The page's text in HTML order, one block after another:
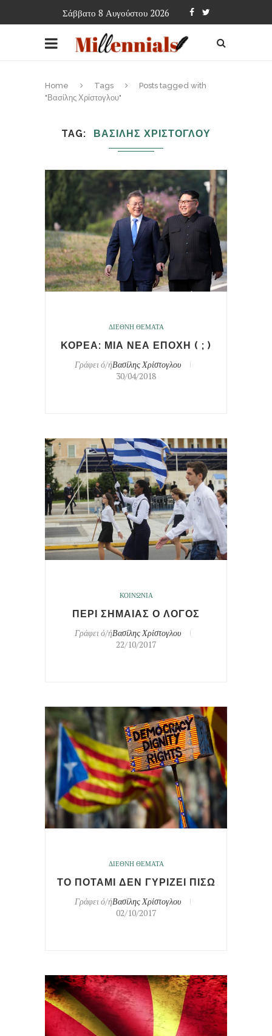
Σάββατο 8 Αυγούστου 2026
Home Tags
Posts tagged with
"Βασίλης Χρίστογλου"
TAG ΒΑΣΙΛΗΣ ΧΡΙΣΤΟΓΛΟΥ
ΔΙΕΘΝΗ ΘΕΜΑΤΑ
ΚΟΡΕΑ: ΜΙΑ ΝΕΑ ΕΠΟΧΗ ( ; )
Γράφει ό/ήΒασίλης Χρίστογλου
30/04/2018
ΚΟΙΝΩΝΙΑ
ΠΕΡΙ ΣΗΜΑΙΑΣ Ο ΛΟΓΟΣ
Γράφει ό/ήΒασίλης Χρίστογλου
22/10/2017
ΔΙΕΘΝΗ ΘΕΜΑΤΑ
ΤΟ ΠΟΤΑΜΙ ΔΕΝ ΓΥΡΙΖΕΙ ΠΙΣΩ
Γράφει ό/ήΒασίλης Χρίστογλου
02/10/2017